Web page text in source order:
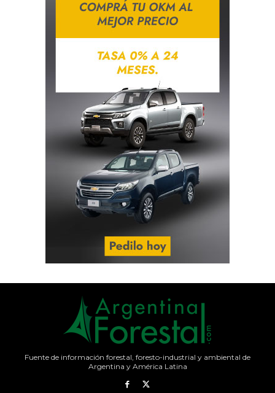
Fuente de información forestal, foresto-industrial y ambiental de
Argentina y América Latina